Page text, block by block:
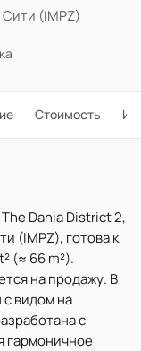
(IMPZ)
Стоимость
Dania District 2,
(IMPZ), готова к
(≈ 66 m²).
на продажу. В
с видом на
с
гармоничное